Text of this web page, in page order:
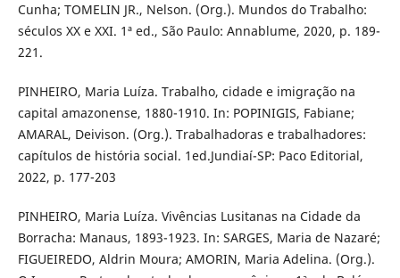
Cunha; TOMELIN JR., Nelson. (Org.). Mundos do Trabalho:
séculos XX e XXI. 1ª ed., São Paulo: Annablume, 2020, p. 189-
221.
PINHEIRO, Maria Luíza. Trabalho, cidade e imigração na
capital amazonense, 1880-1910. In: POPINIGIS, Fabiane;
AMARAL, Deivison. (Org.). Trabalhadoras e trabalhadores:
capítulos de história social. 1ed.Jundiaí-SP: Paco Editorial,
2022, p. 177-203
PINHEIRO, Maria Luíza. Vivências Lusitanas na Cidade da
Borracha: Manaus, 1893-1923. In: SARGES, Maria de Nazaré;
FIGUEIREDO, Aldrin Moura; AMORIN, Maria Adelina. (Org.).